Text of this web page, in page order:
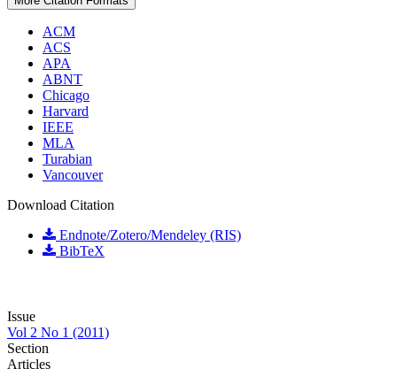
ACM
ACS
APA
ABNT
Chicago
Harvard
IEEE
MLA
Turabian
Vancouver
Download Citation
Endnote/Zotero/Mendeley (RIS)
BibTeX
Issue
Vol 2 No 1 (2011)
Section
Articles